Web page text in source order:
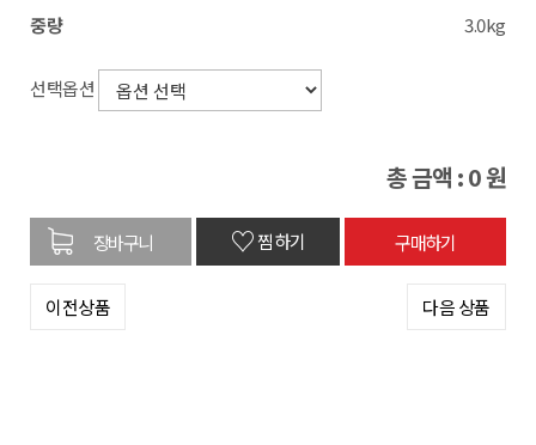
중량
3.0kg
선택옵션
총 금액 :0원
♡찜하기
이전상품 다음 상품